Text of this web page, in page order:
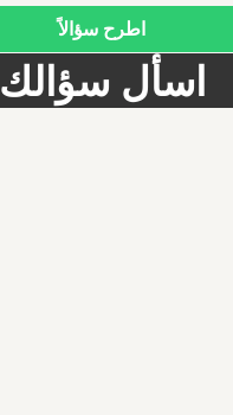
اطرح سؤالاً
اسأل سؤالك